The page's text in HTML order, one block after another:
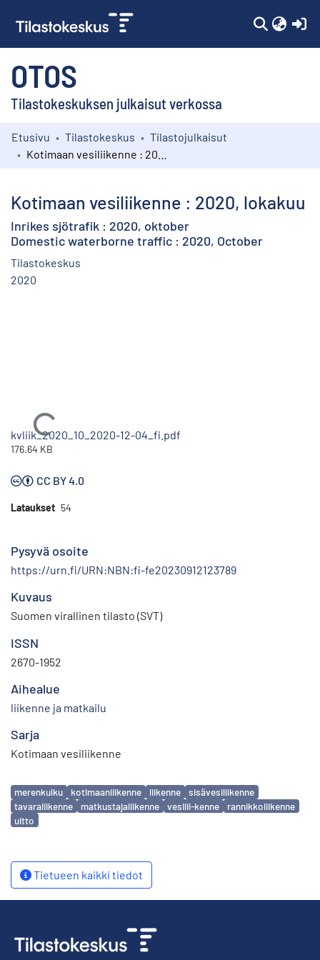
OTOS
Tilastokeskuksen julkaisut verkossa
Kokoelmat
Etusivu Tilastokeskus
Tilastojulkaisut
Kotimaan vesiliikenne : 2020, lokakuu
Inrikes sjötrafik : 2020, oktober
Domestic waterborne traffic : 2020, October
Tilastokeskus
2020
Ladataan...
kvliik_2020_10_2020-12-04_fi.pdf
176.64 KB
CC BY 4.0
Lataukset 54
Pysyvä osoite
https://urn.fi/URN:NBN:fi-fe20230912123789
Kuvaus
Suomen virallinen tilasto (SVT)
ISSN
2670-1952
Aihealue
liikenne ja matkailu
Sarja
Kotimaan vesiliikenne
Avainsanat
merenkulku kotimaanliikenne liikenne
sisävesiliikenne
tavaraliikenne
matkustajaliikenne vesilii-kenne
rannikkoliikenne
uitto
Tietueen kaikki tiedot